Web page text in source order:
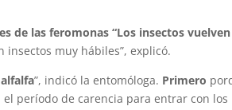
de las feromonas “Los insectos vuelven
insectos muy hábiles”, explicó.
”, indicó la entomóloga. Primero
período de carencia para entrar con los